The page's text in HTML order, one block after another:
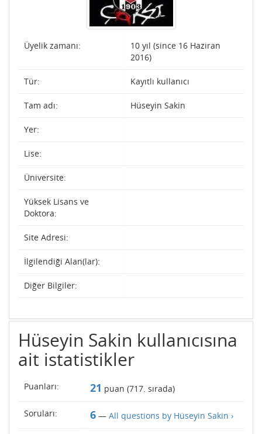
Üyelik zamanı:
10 yıl (since 16 Haziran
2016)
Tür: Kayıtlı kullanıcı
Tam adı: Hüseyin Sakin
Yer:
Lise:
Üniversite:
Yüksek Lisans ve
Doktora:
Site Adresi:
İlgilendiği Alan(lar):
Diğer Bilgiler:
Hüseyin Sakin kullanıcısına
ait istatistikler
Puanları: 21 puan (717. sırada)
Soruları: 6 — All questions by Hüseyin Sakin ›